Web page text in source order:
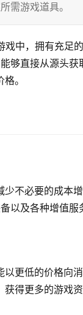
需游戏道具。
中，拥有充足
够直接从源头
。
不必要的成本
及各种增值服
更低的价格向
得更多的游戏资